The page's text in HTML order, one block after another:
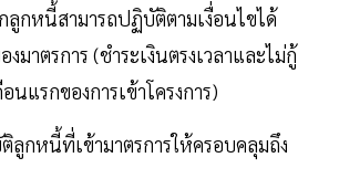
ลูกหนี้สามารถปฏิบัติตามเงื่อนไขได้
งมาตรการ (ชำระเงินตรงเวลาและไม่กู้
นแรกของการเข้าโครงการ)
ลูกหนี้ที่เข้ามาตรการให้ครอบคลุมถึง